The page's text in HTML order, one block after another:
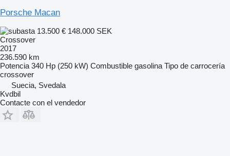
Porsche Macan
13.500 € 148.000 SEK
Crossover
2017
236.590 km
Potencia 340 Hp (250 kW) Combustible gasolina Tipo de carrocería
crossover
Suecia, Svedala
Kvdbil
Contacte con el vendedor